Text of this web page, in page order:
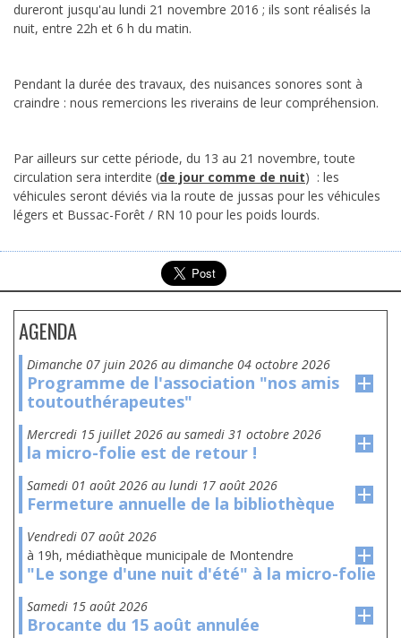
dureront jusqu'au lundi 21 novembre 2016 ; ils sont réalisés la
nuit, entre 22h et 6 h du matin.
Pendant la durée des travaux, des nuisances sonores sont à
craindre : nous remercions les riverains de leur compréhension.
Par ailleurs sur cette période, du 13 au 21 novembre, toute
circulation sera interdite (de jour comme de nuit) : les
véhicules seront déviés via la route de jussas pour les véhicules
légers et Bussac-Forêt / RN 10 pour les poids lourds.
AGENDA
dimanche 07 juin 2026 au dimanche 04 octobre 2026
Programme de l'association "nos amis
toutouthérapeutes"
mercredi 15 juillet 2026 au samedi 31 octobre 2026
la micro-folie est de retour !
samedi 01 août 2026 au lundi 17 août 2026
Fermeture annuelle de la bibliothèque
vendredi 07 août 2026
à 19h, médiathèque municipale de Montendre
"Le songe d'une nuit d'été" à la micro-folie
samedi 15 août 2026
Brocante du 15 août annulée